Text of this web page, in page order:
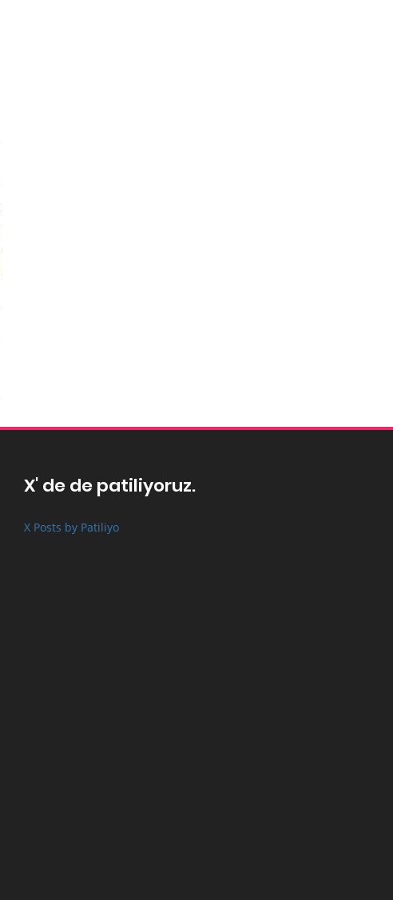
X' de de patiliyoruz.
X Posts by Patiliyo